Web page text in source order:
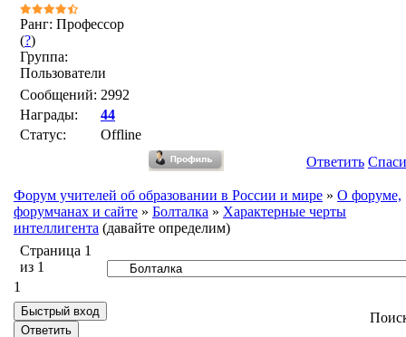
Ранг: Профессор
(?)
Группа:
Пользователи
Сообщений: 2992
Награды:
44
Статус:
Offline
Ответить
Форум учителей об образовании в России и мире » О форуме,
форумчанах и сайте » Болталка » Характерные черты
интеллигента (давайте определим)
Страница 1
из 1
1